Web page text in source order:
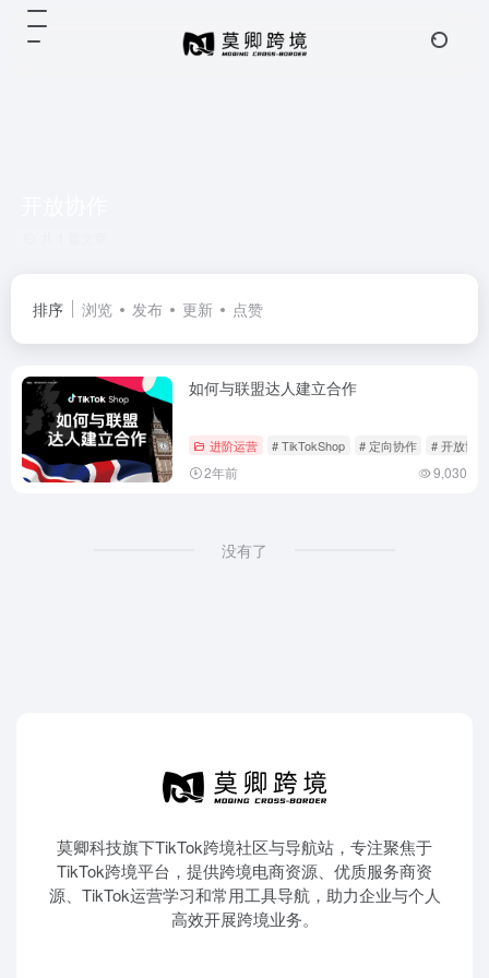
排序 浏览 发布 更新 点赞
如何与联盟达人建立合作
进阶运营 # TikTokShop # 定向协作 # 开放协作
2年前 9,030
没有了
莫卿科技旗下TikTok跨境社区与导航站，专注聚焦于
TikTok跨境平台，提供跨境电商资源、优质服务商资
源、TikTok运营学习和常用工具导航，助力企业与个人
高效开展跨境业务。